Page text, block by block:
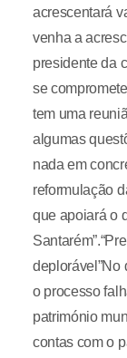
acrescentará
venha a
presidente da
se
tem uma
algumas
nada em
reformulação
que apoiará o
deplorável”No
o processo
património
contas com o